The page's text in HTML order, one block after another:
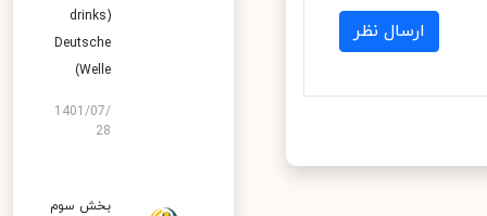
ارسال نظر
drinks)
Deutsche
Welle)
1401/07/
28
بخش سوم